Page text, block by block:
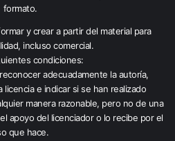
formato.
y crear a partir del material para
incluso comercial.
condiciones:
adecuadamente la autoría,
licencia e indicar si se han realizado
manera razonable, pero no de una
apoyo del licenciador o lo recibe por el
que hace.